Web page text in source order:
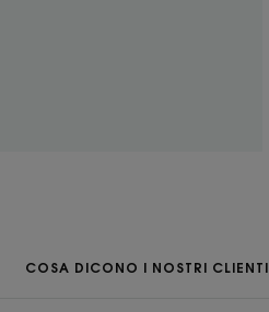
COSA DICONO I NOSTRI CLIENTI